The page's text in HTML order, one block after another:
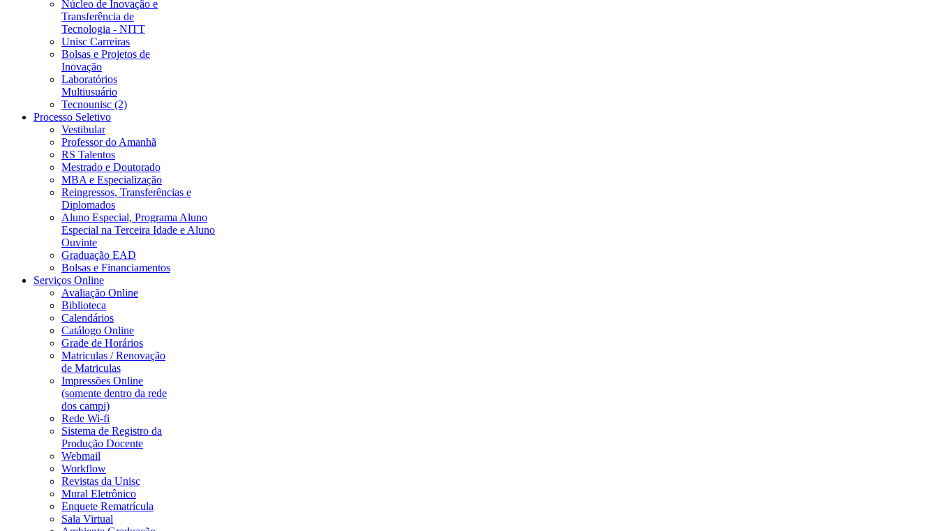
Núcleo de Inovação e
Transferência de
Tecnologia - NITT
Unisc Carreiras
Bolsas e Projetos de
Inovação
Laboratórios
Multiusuário
Tecnounisc (2)
Processo Seletivo
Vestibular
Professor do Amanhã
RS Talentos
Mestrado e Doutorado
MBA e Especialização
Reingressos, Transferências e
Diplomados
Aluno Especial, Programa Aluno
Especial na Terceira Idade e Aluno
Ouvinte
Graduação EAD
Bolsas e Financiamentos
Serviços Online
Avaliação Online
Biblioteca
Calendários
Catálogo Online
Grade de Horários
Matriculas / Renovação
de Matriculas
Impressões Online
(somente dentro da rede
dos campi)
Rede Wi-fi
Sistema de Registro da
Produção Docente
Webmail
Workflow
Revistas da Unisc
Mural Eletrônico
Enquete Rematrícula
Sala Virtual